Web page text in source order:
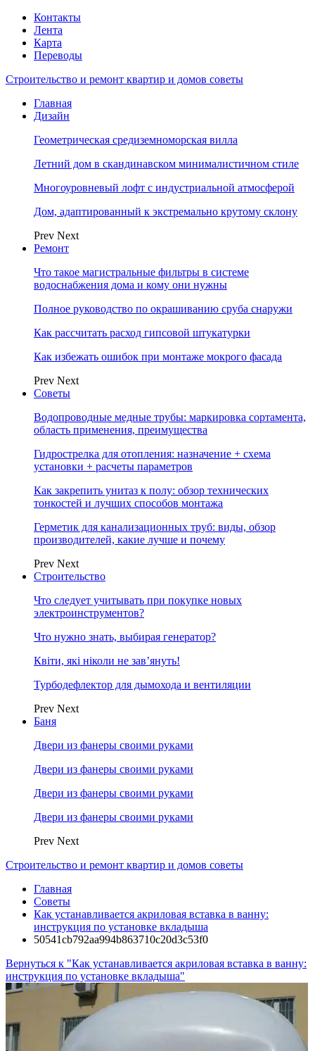
Контакты
Лента
Карта
Переводы
Строительство и ремонт квартир и домов советы
Главная
Дизайн
Геометрическая средиземноморская вилла
Летний дом в скандинавском минималистичном стиле
Многоуровневый лофт с индустриальной атмосферой
Дом, адаптированный к экстремально крутому склону
Prev Next
Ремонт
Что такое магистральные фильтры в системе
водоснабжения дома и кому они нужны
Полное руководство по окрашиванию сруба снаружи
Как рассчитать расход гипсовой штукатурки
Как избежать ошибок при монтаже мокрого фасада
Prev Next
Советы
Водопроводные медные трубы: маркировка сортамента,
область применения, преимущества
Гидрострелка для отопления: назначение + схема
установки + расчеты параметров
Как закрепить унитаз к полу: обзор технических
тонкостей и лучших способов монтажа
Герметик для канализационных труб: виды, обзор
производителей, какие лучше и почему
Prev Next
Строительство
Что следует учитывать при покупке новых
электроинструментов?
Что нужно знать, выбирая генератор?
Квіти, які ніколи не зав’януть!
Турбодефлектор для дымохода и вентиляции
Prev Next
Баня
Двери из фанеры своими руками
Двери из фанеры своими руками
Двери из фанеры своими руками
Двери из фанеры своими руками
Prev Next
Строительство и ремонт квартир и домов советы
Главная
Советы
Как устанавливается акриловая вставка в ванну:
инструкция по установке вкладыша
50541cb792aa994b863710c20d3c53f0
Вернуться к "Как устанавливается акриловая вставка в ванну:
инструкция по установке вкладыша"